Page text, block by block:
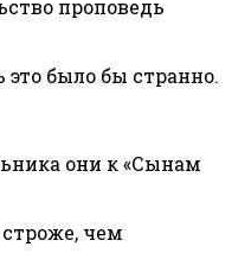
проповедь
было бы странно.
они к «Сынам
чем